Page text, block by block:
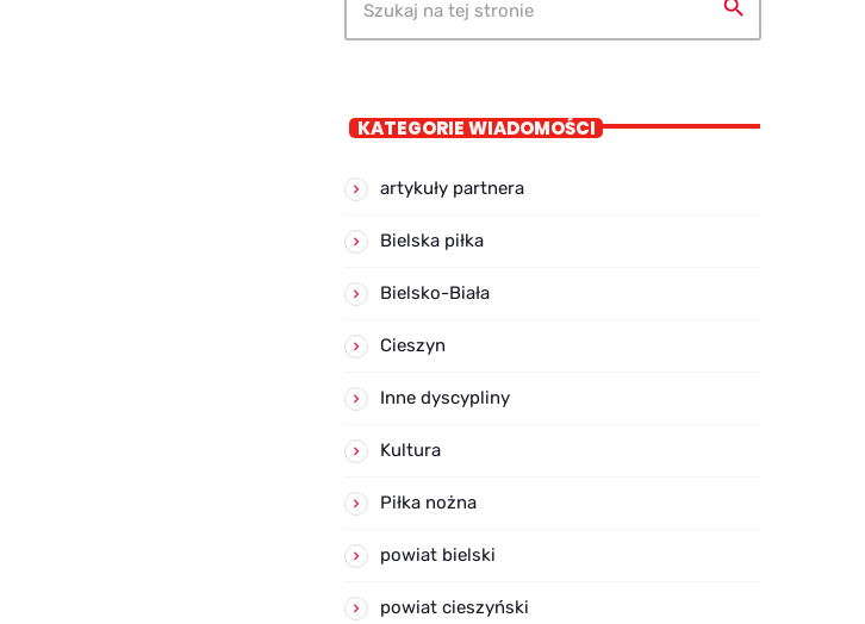
search
KATEGORIE WIADOMOŚCI
artykuły partnera
Bielska piłka
Bielsko-Biała
Cieszyn
Inne dyscypliny
Kultura
Piłka nożna
powiat bielski
powiat cieszyński